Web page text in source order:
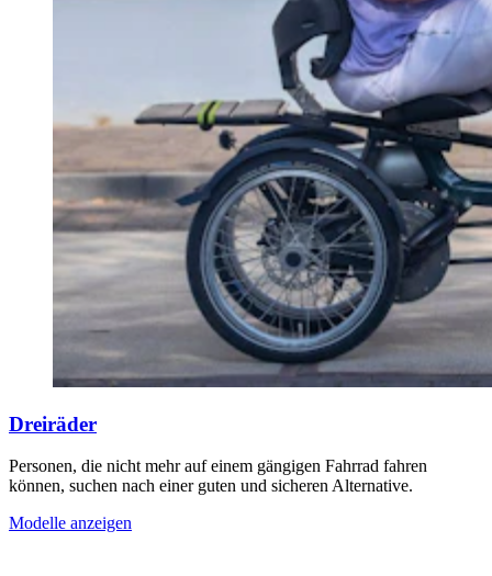
Dreiräder
Personen, die nicht mehr auf einem gängigen Fahrrad fahren
können, suchen nach einer guten und sicheren Alternative.
Modelle anzeigen